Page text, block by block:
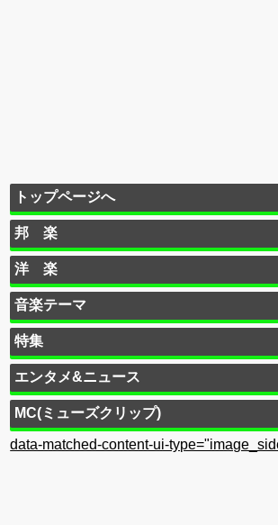
トップページへ
邦 楽
洋 楽
音楽テーマ
特集
エンタメ&ニュース
MC(ミューズクリップ)
data-matched-content-ui-